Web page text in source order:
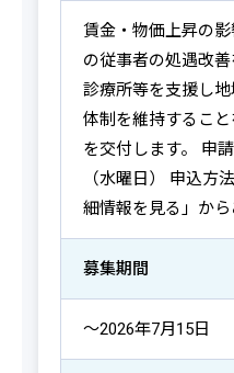
賃金・物価上昇の
の従事者の処遇改
診療所等を支援し
体制を維持するこ
を交付します。 申
（水曜日） 申込方
細情報を見る」から
募集期間
～2026年7月15日